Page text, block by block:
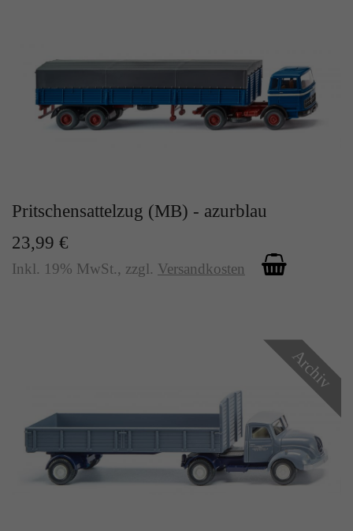
Pritschensattelzug (MB) - azurblau
23,99 €
Inkl. 19% MwSt., zzgl. Versandkosten
Archiv